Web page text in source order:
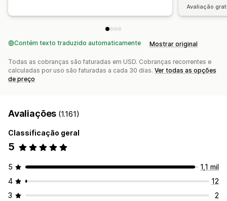
Avaliação
Contém texto traduzido automaticamente Mostrar original
Todas as cobranças são faturadas em USD. Cobranças recorrentes e
calculadas por uso são faturadas a cada 30 dias. Ver todas as opções
de preço
Avaliações (1.161)
Classificação geral
5
5
1,1 mil
4
12
3
2